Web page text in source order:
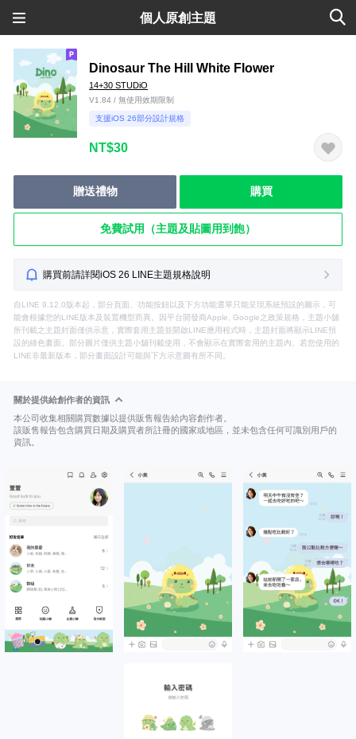
個人原創主題
Dinosaur The Hill White Flower
14+30 STUDiO
V1.84 / 無使用效期限制
支援iOS 26部分設計規格
NT$30
贈送禮物 購買
免費試用（主題及貼圖用到飽）
購買前請詳閱iOS 26 LINE主題規格說明
自LINE 9.12.0版本起，部分頁面、功能按鈕以及下方功能選單只能呈現系統預設的圖示，可
能會根據您的LINE版本及裝置機型而異。因平台開發商Apple, Google之政策規格，主題小舖
所刊載之主題封面僅供示意，實際套用主題並開啟LINE應用程式時，主題封面將顯示LINE預
設的綠色畫面。部分圖片僅供主題小舖刊載使用，不會顯示在實際套用的主題內。若您使用的
LINE非最新版本，部分畫面設計可能與下方示意圖有所不同。
關於提供給創作者的資訊
本公司收集相關購買數據以提供販售報告給內容創作者。
該販售報告包含購買日期及購買者所註冊的國家或地區，並未包含任何可識別用戶的
資訊。